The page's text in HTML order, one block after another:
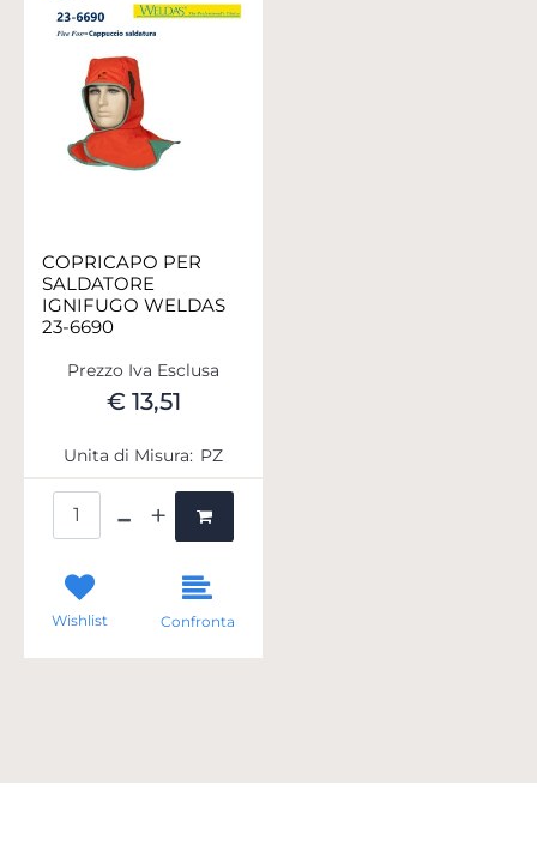
COPRICAPO PER
SALDATORE
IGNIFUGO WELDAS
23-6690
Prezzo Iva Esclusa
€ 13,51
Unita di Misura: PZ
Wishlist Confronta